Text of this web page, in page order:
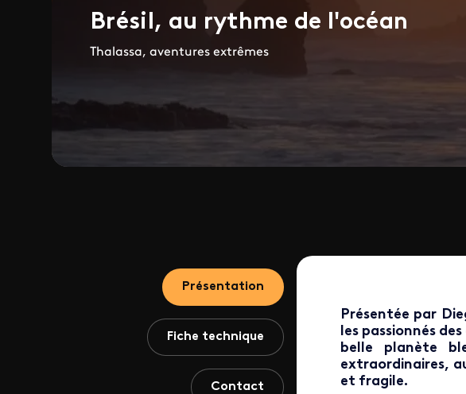
Brésil, au rythme de l'océan
Thalassa, aventures extrêmes
Présentation
Fiche technique
Contact
Présentée par
les passionnés
belle planète
extraordinaires,
et fragile.